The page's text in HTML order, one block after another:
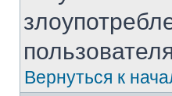
Вернуться к